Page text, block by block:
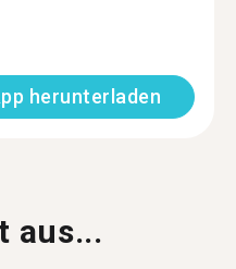
herunterladen
aus...